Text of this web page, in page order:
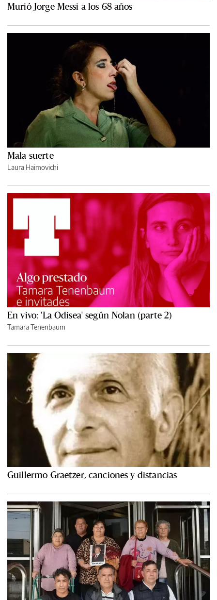
Murió Jorge Messi a los 68 años
Mala suerte
Laura Haimovichi
En vivo: 'La Odisea' según Nolan (parte 2)
Tamara Tenenbaum
Guillermo Graetzer, canciones y distancias